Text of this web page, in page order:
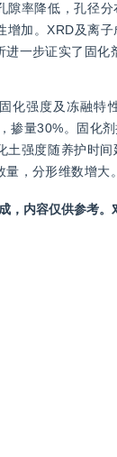
隙率降低，孔径
增加。XRD及离
进一步证实了固化
化强度及冻融特
掺量30%。固化
土强度随养护时
量，分形维数增
，内容仅供参考。